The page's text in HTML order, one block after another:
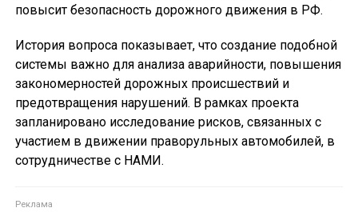
повысит безопасность дорожного движения в РФ.
История вопроса показывает, что создание подобной
системы важно для анализа аварийности, повышения
закономерностей дорожных происшествий и
предотвращения нарушений. В рамках проекта
запланировано исследование рисков, связанных с
участием в движении праворульных автомобилей, в
сотрудничестве с НАМИ.